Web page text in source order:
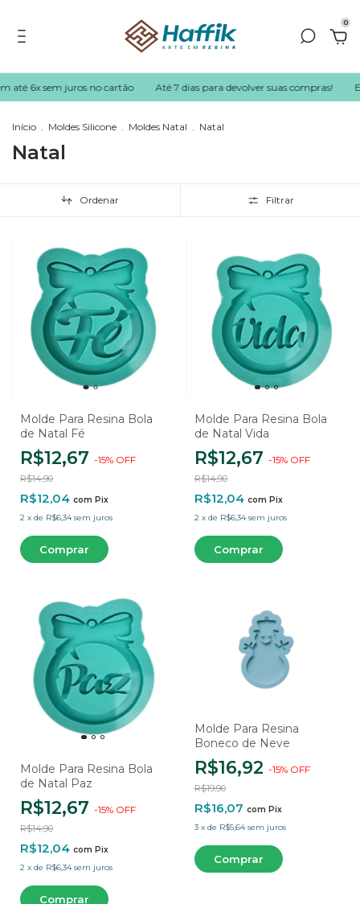
0
sem juros no cartão Até 7 dias para devolver suas compras!
Início . Moldes Silicone . Moldes Natal . Natal
Natal
Ordenar Filtrar
Molde Para Resina Bola
de Natal Fé
R$12,67 -15% OFF
R$14,90
R$12,04 com Pix
2 x de R$6,34 sem juros
Molde Para Resina Bola
de Natal Vida
R$12,67 -15% OFF
R$14,90
R$12,04 com Pix
2 x de R$6,34 sem juros
Molde Para Resina Bola
de Natal Paz
R$12,67 -15% OFF
R$14,90
R$12,04 com Pix
2 x de R$6,34 sem juros
Molde Para Resina
Boneco de Neve
R$16,92 -15% OFF
R$19,90
R$16,07 com Pix
3 x de R$5,64 sem juros